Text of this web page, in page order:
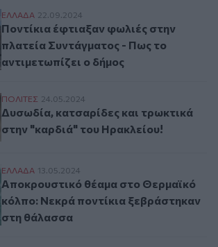
Ποντίκια έφτιαξαν φωλιές στην πλατεία
ΕΛΛAΔΑ 22.09.2024
Ποντίκια έφτιαξαν φωλιές στην
πλατεία Συντάγματος - Πως το
αντιμετωπίζει ο δήμος
Δυσωδία, κατσαρίδες και τρωκτικά στην
ΠΟΛΙΤΕΣ 24.05.2024
Δυσωδία, κατσαρίδες και τρωκτικά
στην "καρδιά" του Ηρακλείου!
Αποκρουστικό θέαμα στο Θερμαϊκό
ΕΛΛAΔΑ 13.05.2024
Αποκρουστικό θέαμα στο Θερμαϊκό
κόλπο: Νεκρά ποντίκια ξεβράστηκαν
στη θάλασσα